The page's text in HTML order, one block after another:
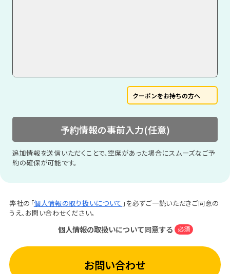
クーポンをお持ちの方へ
予約情報の事前入力(任意)
追加情報を送信いただくことで、空席があった場合にスムーズなご予
約の確保が可能です。
弊社の「個人情報の取り扱いについて 」を必ずご一読いただきご同意の
うえ、お問い合わせください。
個人情報の取扱いについて同意する 必須
お問い合わせ